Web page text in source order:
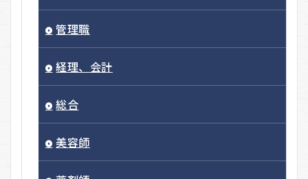
管理職
経理、会計
総合
美容師